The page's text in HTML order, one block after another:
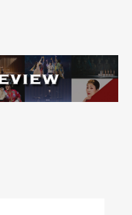
長愈長的微波和無
茲遞增、波長愈短